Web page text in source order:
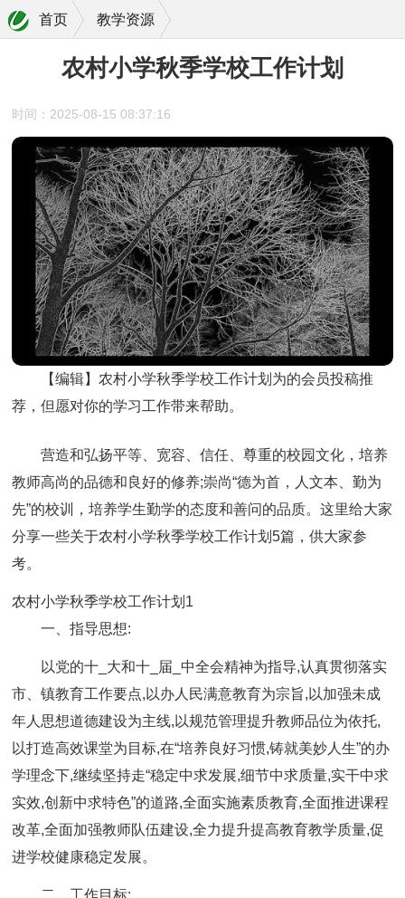
首页 教学资源
农村小学秋季学校工作计划
时间：2025-08-15 08:37:16
【编辑】农村小学秋季学校工作计划为的会员投稿推
荐，但愿对你的学习工作带来帮助。
营造和弘扬平等、宽容、信任、尊重的校园文化，培养
教师高尚的品德和良好的修养;崇尚“德为首，人文本、勤为
先”的校训，培养学生勤学的态度和善问的品质。这里给大家
分享一些关于农村小学秋季学校工作计划5篇，供大家参
考。
农村小学秋季学校工作计划1
一、指导思想:
以党的十_大和十_届_中全会精神为指导,认真贯彻落实
市、镇教育工作要点,以办人民满意教育为宗旨,以加强未成
年人思想道德建设为主线,以规范管理提升教师品位为依托,
以打造高效课堂为目标,在“培养良好习惯,铸就美妙人生”的办
学理念下,继续坚持走“稳定中求发展,细节中求质量,实干中求
实效,创新中求特色”的道路,全面实施素质教育,全面推进课程
改革,全面加强教师队伍建设,全力提升提高教育教学质量,促
进学校健康稳定发展。
二、工作目标: